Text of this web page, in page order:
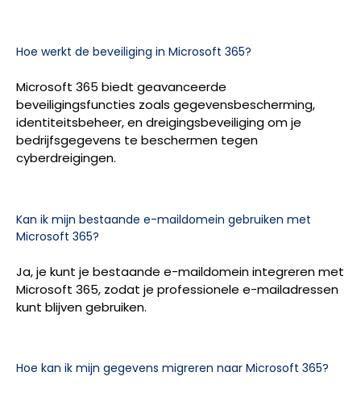
Hoe werkt de beveiliging in Microsoft 365?
Microsoft 365 biedt geavanceerde
beveiligingsfuncties zoals gegevensbescherming,
identiteitsbeheer, en dreigingsbeveiliging om je
bedrijfsgegevens te beschermen tegen
cyberdreigingen.
Kan ik mijn bestaande e-maildomein gebruiken met
Microsoft 365?
Ja, je kunt je bestaande e-maildomein integreren met
Microsoft 365, zodat je professionele e-mailadressen
kunt blijven gebruiken.
Hoe kan ik mijn gegevens migreren naar Microsoft 365?